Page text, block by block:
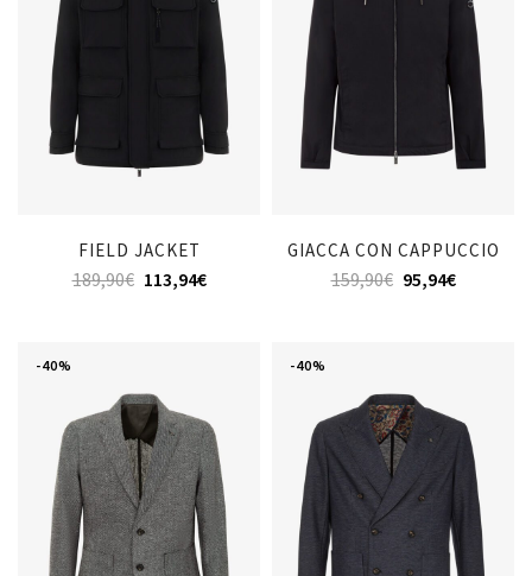
FIELD JACKET
189,90€ 113,94€
GIACCA CON CAPPUCCIO
159,90€ 95,94€
-40% -40%